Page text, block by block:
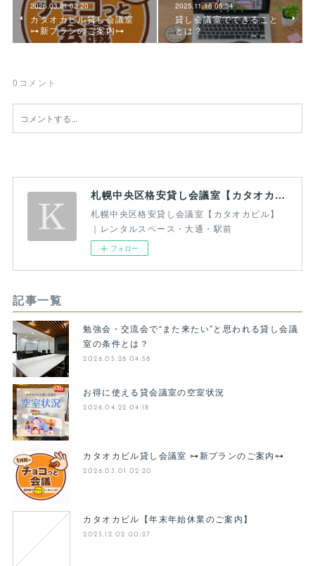
2026.03.01 02:20
カタオカビル貸し会議室
⊶新プランのご案内⊶
2025.11.18 05:34
貸し会議室でできること
とは？
0 コメント
札幌中央区格安貸し会議室【カタオカビル】｜レンタルスペース・大通・駅前
札幌中央区格安貸し会議室【カタオカビル】
｜レンタルスペース・大通・駅前
フォロー
記事一覧
勉強会・交流会で“また来たい”と思われる貸し会議
室の条件とは？
2026.05.28 04:58
お得に使える貸会議室の空室状況
2026.04.22 04:18
カタオカビル貸し会議室 ⊶新プランのご案内⊶
2026.03.01 02:20
カタオカビル【年末年始休業のご案内】
2025.12.02 00:27